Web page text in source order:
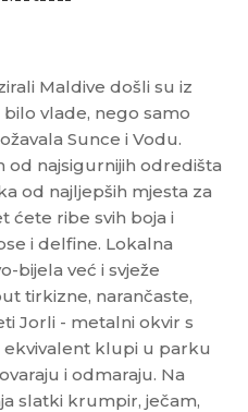
Maldive došli su iz
vlade, nego samo
Sunce i Vodu.
od najsigurnijih odredišta
od najljepših mjesta za
ćete ribe svih boja i
i delfine. Lokalna
bijela već i svježe
tirkizne, narančaste,
Jorli - metalni okvir s
ekvivalent klupi u parku
i odmaraju. Na
slatki krumpir, ječam,